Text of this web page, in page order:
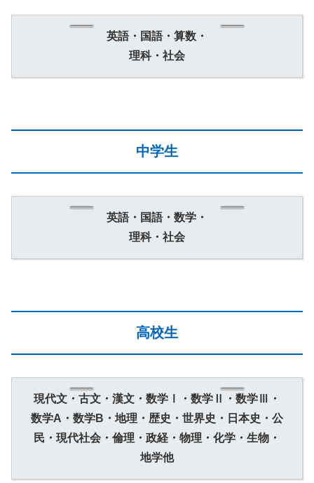
英語・国語・算数・
理科・社会
中学生
英語・国語・数学・
理科・社会
高校生
現代文・古文・漢文・数学Ⅰ・数学Ⅱ・数学Ⅲ・
数学A・数学B・地理・歴史・世界史・日本史・公
民・現代社会・倫理・政経・物理・化学・生物・
地学他